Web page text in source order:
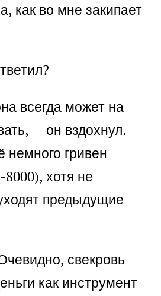
как во мне закипает
всегда может на
— он вздохнул. —
гривен
хотя не
предыдущие
свекровь
как инструмент